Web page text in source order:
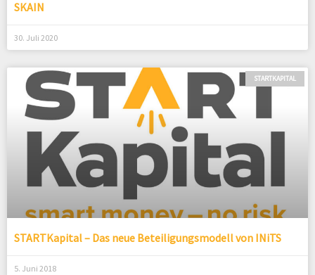
SKAIN
30. Juli 2020
STARTKAPITAL
STARTKapital – Das neue Beteiligungsmodell von INiTS
5. Juni 2018